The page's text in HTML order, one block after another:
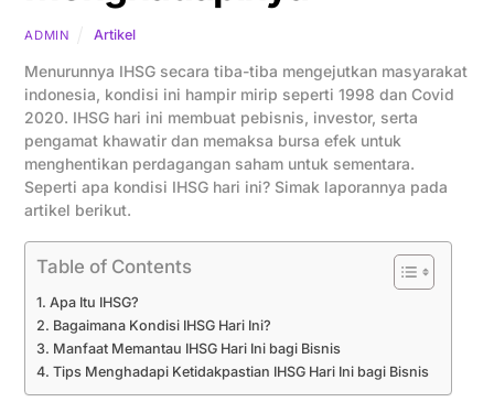
ADMIN Artikel
Menurunnya IHSG secara tiba-tiba mengejutkan masyarakat
indonesia, kondisi ini hampir mirip seperti 1998 dan Covid
2020. IHSG hari ini membuat pebisnis, investor, serta
pengamat khawatir dan memaksa bursa efek untuk
menghentikan perdagangan saham untuk sementara.
Seperti apa kondisi IHSG hari ini? Simak laporannya pada
artikel berikut.
Table of Contents
Apa Itu IHSG?
Bagaimana Kondisi IHSG Hari Ini?
Manfaat Memantau IHSG Hari Ini bagi Bisnis
Tips Menghadapi Ketidakpastian IHSG Hari Ini bagi Bisnis